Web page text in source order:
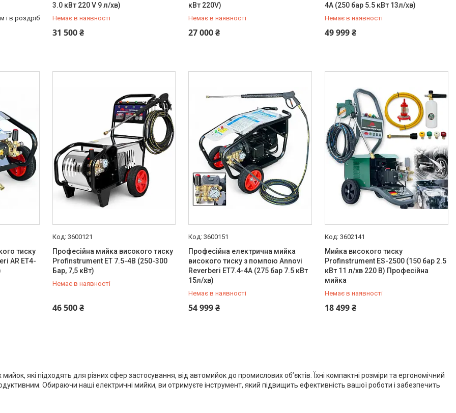
і в роздріб
3.0 кВт 220 V 9 л/хв)
Немає в наявності
31 500 ₴
+380 (66) 933-92-56
кВт 220V)
Немає в наявності
27 000 ₴
+380 (66) 933-92-56
4A (250 бар 5.5 кВт 13л/хв)
Немає в наявності
49 999 ₴
+380 (66) 933-92-56
тиску
AR ET4-
3600121
Професійна мийка високого тиску
Profinstrument ET 7.5-4B (250-300
Бар, 7,5 кВт)
Немає в наявності
46 500 ₴
+380 (66) 933-92-56
3600151
Професійна електрична мийка
високого тиску з помпою Annovi
Reverberi ET7.4-4A (275 бар 7.5 кВт
15л/хв)
Немає в наявності
54 999 ₴
+380 (66) 933-92-56
3602141
Мийка високого тиску
Profinstrument ES-2500 (150 бар 2.5
кВт 11 л/хв 220 В) Професійна
мийка
Немає в наявності
18 499 ₴
+380 (66) 933-92-56
які підходять для різних сфер застосування, від автомийок до промислових об’єктів. Їхні компактні розміри та ергономічний
Обираючи наші електричні мийки, ви отримуєте інструмент, який підвищить ефективність вашої роботи і забезпечить